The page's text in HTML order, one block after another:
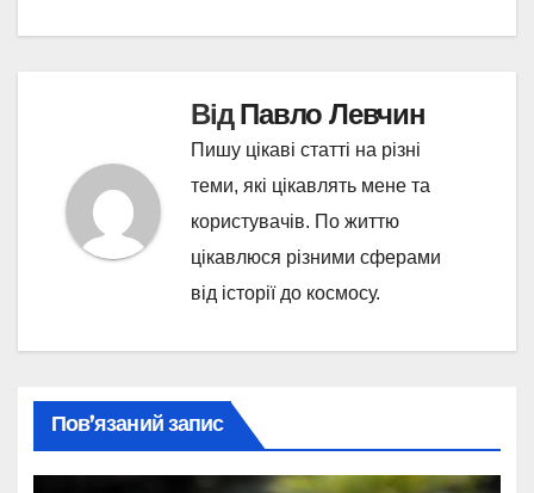
ВідПавло Левчин
Пишу цікаві статті на різні
теми, які цікавлять мене та
користувачів. По життю
цікавлюся різними сферами
від історії до космосу.
Пов’язаний запис